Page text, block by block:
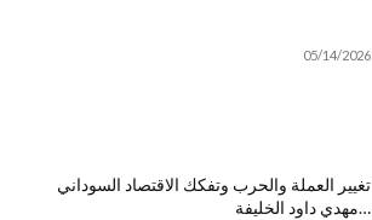
05/14/2026
تغيير العملة والحرب وتفكك الاقتصاد السوداني
…مهدي داود الخليفة